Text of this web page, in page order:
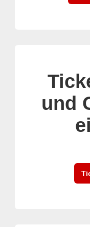
und